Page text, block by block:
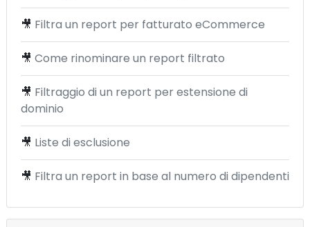
🎥 Filtra un report per fatturato eCommerce
🎥 Come rinominare un report filtrato
🎥 Filtraggio di un report per estensione di
dominio
🎥 Liste di esclusione
🎥 Filtra un report in base al numero di dipendenti